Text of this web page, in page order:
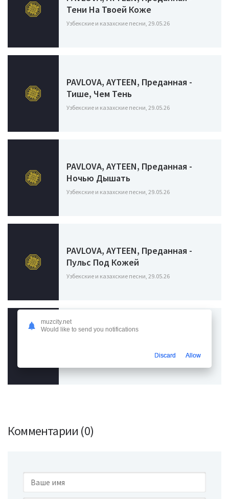
Тени На Твоей Коже
Узбекские и казахские песни, 29.05.26
PAVLOVA, AYTEEN, Преданная -
Тише, Чем Тень
Узбекские и казахские песни, 29.05.26
PAVLOVA, AYTEEN, Преданная -
Ночью Дышать
Узбекские и казахские песни, 29.05.26
PAVLOVA, AYTEEN, Преданная -
Пульс Под Кожей
Узбекские и казахские песни, 29.05.26
PAVLOVA, AYTEEN, Преданная -
Узбекские и казахские песни, 29.05.26
Комментарии (0)
muzcity.net
Would like to send you notifications
Discard Allow